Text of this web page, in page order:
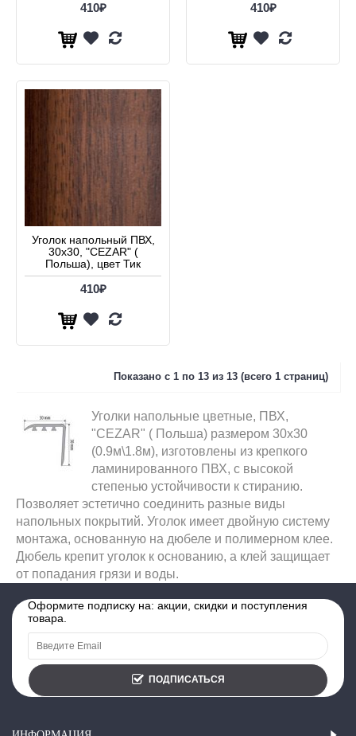
410₽ 410₽
Уголок напольный ПВХ,
30х30, "CEZAR" (
Польша), цвет Тик
410₽
Показано с 1 по 13 из 13 (всего 1 страниц)
Уголки напольные цветные, ПВХ,
"CEZAR" ( Польша) размером 30x30
(0.9м\1.8м), изготовлены из крепкого
ламинированного ПВХ, с высокой
степенью устойчивости к стиранию.
Позволяет эстетично соединить разные виды
напольных покрытий. Уголок имеет двойную систему
монтажа, основанную на дюбеле и полимерном клее.
Дюбель крепит уголок к основанию, а клей защищает
от попадания грязи и воды.
Оформите подписку на: акции, скидки и поступления
товара.
ПОДПИСАТЬСЯ